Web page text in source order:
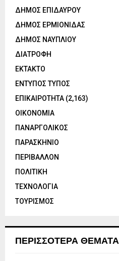
ΔΗΜΟΣ ΕΠΙΔΑΥΡΟΥ
ΔΗΜΟΣ ΕΡΜΙΟΝΙΔΑΣ
ΔΗΜΟΣ ΝΑΥΠΛΙΟΥ
ΔΙΑΤΡΟΦΗ
ΕΚΤΑΚΤΟ
ΕΝΤΥΠΟΣ ΤΥΠΟΣ
ΕΠΙΚΑΙΡΟΤΗΤΑ (2,163)
ΟΙΚΟΝΟΜΙΑ
ΠΑΝΑΡΓΟΛΙΚΟΣ
ΠΑΡΑΣΚΗΝΙΟ
ΠΕΡΙΒΑΛΛΟΝ
ΠΟΛΙΤΙΚΗ
ΤΕΧΝΟΛΟΓΙΑ
ΤΟΥΡΙΣΜΟΣ
ΠΕΡΙΣΣΟΤΕΡΑ ΘΕΜΑΤΑ